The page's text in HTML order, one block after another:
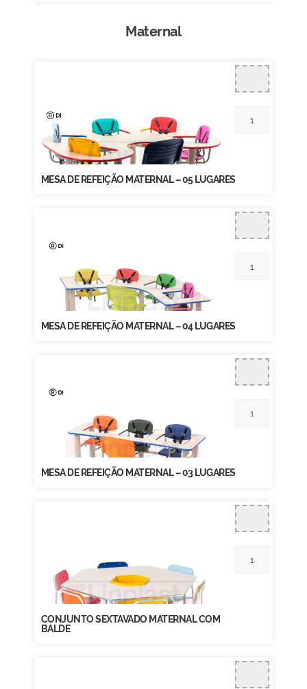
Maternal
MESA DE REFEIÇÃO MATERNAL – 05 LUGARES
MESA DE REFEIÇÃO MATERNAL – 04 LUGARES
MESA DE REFEIÇÃO MATERNAL – 03 LUGARES
CONJUNTO SEXTAVADO MATERNAL COM
BALDE